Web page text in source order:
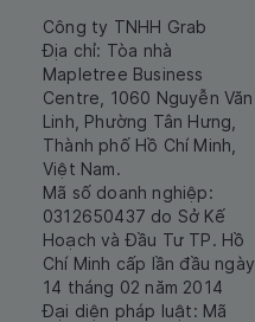
Công ty TNHH Grab
Địa chỉ: Tòa nhà
Mapletree Business
Centre, 1060 Nguyễn Văn
Linh, Phường Tân Hưng,
Thành phố Hồ Chí Minh,
Việt Nam.
Mã số doanh nghiệp:
0312650437 do Sở Kế
Hoạch và Đầu Tư TP. Hồ
Chí Minh cấp lần đầu ngày
14 tháng 02 năm 2014
Đại diện pháp luật: Mã